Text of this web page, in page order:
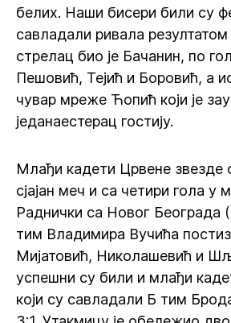
белих. Наши бисери били су
савладали ривала
стрелац био је Бачанин, по
Пешовић, Тејић и Боровић, а
чувар мреже Ћопић који је
једанаестерац гостију.
Млађи кадети Црвене звезде
сјајан меч и са четири гола у
Раднички са Новог Београда
тим Владимира Вучића
Мијатовић, Николашевић и
успешни су били и млађи
који су савладали Б тим